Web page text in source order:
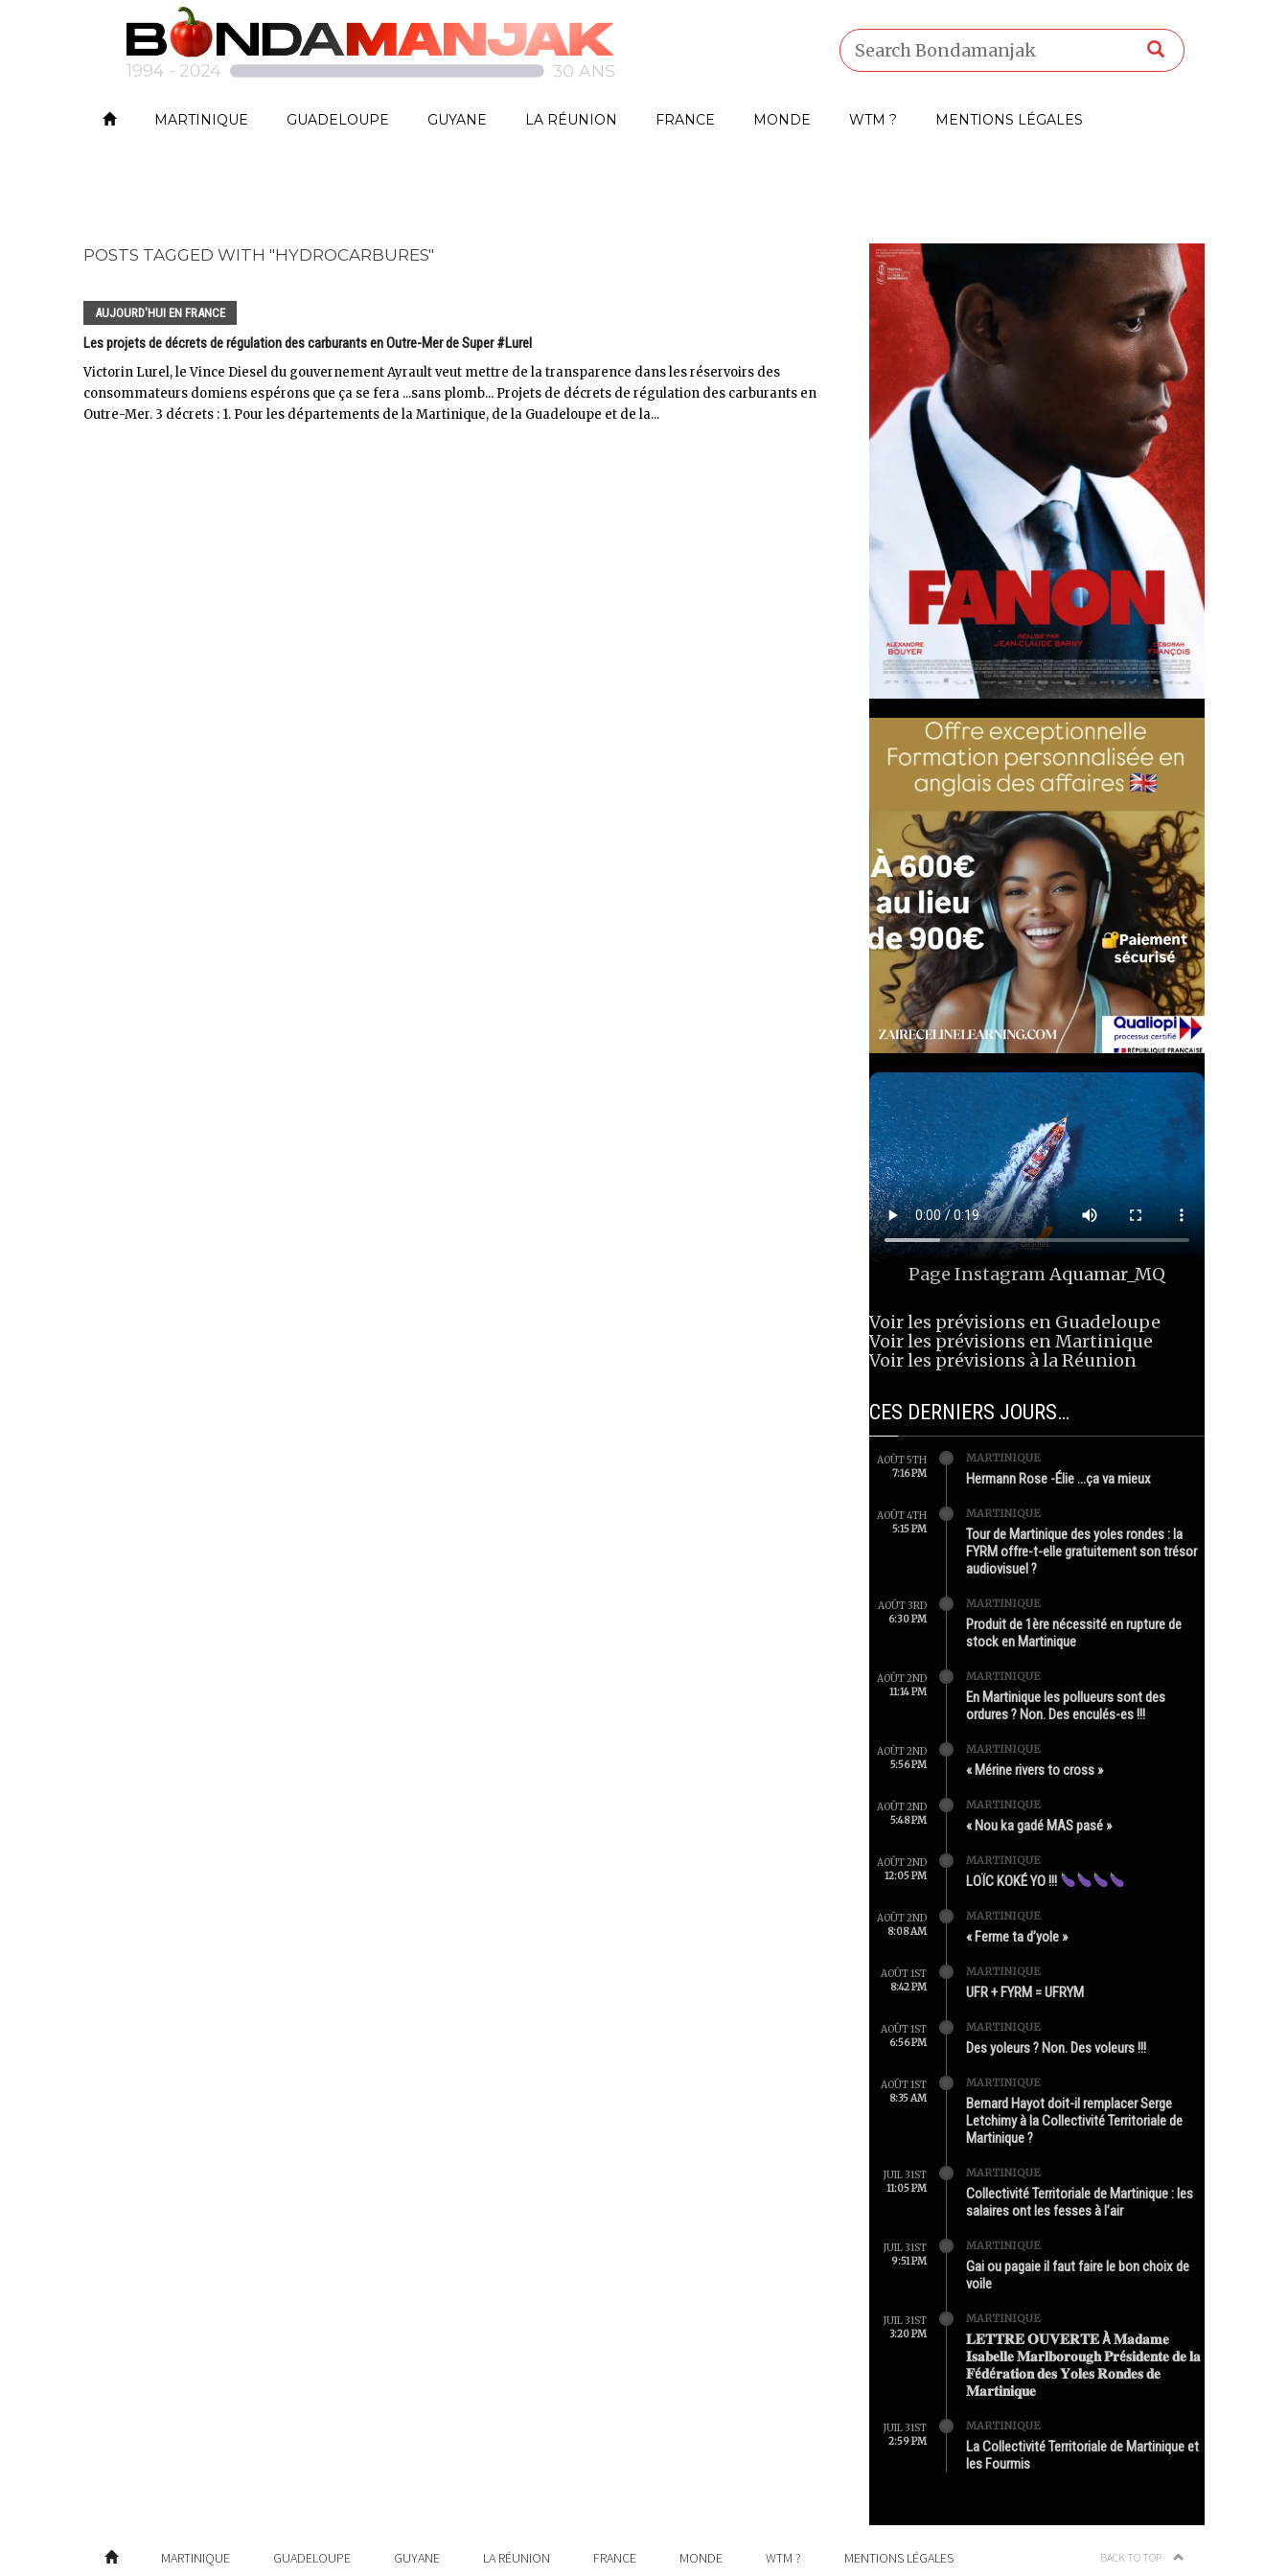
MARTINIQUE GUADELOUPE GUYANE LA RÉUNION FRANCE MONDE WTM ? MENTIONS LÉGALES
POSTS TAGGED WITH "HYDROCARBURES"
AUJOURD'HUI EN FRANCE
Les projets de décrets de régulation des carburants en Outre-Mer de Super #Lurel
Victorin Lurel, le Vince Diesel du gouvernement Ayrault veut mettre de la transparence dans les réservoirs des
consommateurs domiens espérons que ça se fera ...sans plomb... Projets de décrets de régulation des carburants en
Outre-Mer. 3 décrets : 1. Pour les départements de la Martinique, de la Guadeloupe et de la...
Page InstagramAquamar_MQ
Voir les prévisions en Guadeloupe
Voir les prévisions en Martinique
Voir les prévisions à la Réunion
CES DERNIERS JOURS…
AOÛT 5TH
7:16 PM
MARTINIQUE
Hermann Rose -Élie …ça va mieux
AOÛT 4TH
5:15 PM
MARTINIQUE
Tour de Martinique des yoles rondes : la
FYRM offre-t-elle gratuitement son trésor
audiovisuel ?
AOÛT 3RD
6:30 PM
MARTINIQUE
Produit de 1ère nécessité en rupture de
stock en Martinique
AOÛT 2ND
11:14 PM
MARTINIQUE
En Martinique les pollueurs sont des
ordures ? Non. Des enculés-es !!!
AOÛT 2ND
5:56 PM
MARTINIQUE
« Mérine rivers to cross »
AOÛT 2ND
5:48 PM
MARTINIQUE
« Nou ka gadé MAS pasé »
AOÛT 2ND
12:05 PM
MARTINIQUE
LOÏC KOKÉ YO !!!
AOÛT 2ND
8:08 AM
MARTINIQUE
« Ferme ta d’yole »
AOÛT 1ST
8:42 PM
MARTINIQUE
UFR + FYRM = UFRYM
AOÛT 1ST
6:56 PM
MARTINIQUE
Des yoleurs ? Non. Des voleurs !!!
AOÛT 1ST
8:35 AM
MARTINIQUE
Bernard Hayot doit-il remplacer Serge
Letchimy à la Collectivité Territoriale de
Martinique ?
JUIL 31ST
11:05 PM
MARTINIQUE
Collectivité Territoriale de Martinique : les
salaires ont les fesses à l’air
JUIL 31ST
9:51 PM
MARTINIQUE
Gai ou pagaie il faut faire le bon choix de
voile
JUIL 31ST
3:20 PM
MARTINIQUE
𝐋𝐄𝐓𝐓𝐑𝐄 𝐎𝐔𝐕𝐄𝐑𝐓𝐄 À 𝐌𝐚𝐝𝐚𝐦𝐞
𝐈𝐬𝐚𝐛𝐞𝐥𝐥𝐞 𝐌𝐚𝐫𝐥𝐛𝐨𝐫𝐨𝐮𝐠𝐡 𝐏𝐫é𝐬𝐢𝐝𝐞𝐧𝐭𝐞 𝐝𝐞 𝐥𝐚
𝐅é𝐝é𝐫𝐚𝐭𝐢𝐨𝐧 𝐝𝐞𝐬 𝐘𝐨𝐥𝐞𝐬 𝐑𝐨𝐧𝐝𝐞𝐬 𝐝𝐞
𝐌𝐚𝐫𝐭𝐢𝐧𝐢𝐪𝐮𝐞
JUIL 31ST
2:59 PM
MARTINIQUE
La Collectivité Territoriale de Martinique et
les Fourmis
MARTINIQUE GUADELOUPE GUYANE LA RÉUNION FRANCE MONDE WTM ? MENTIONS LÉGALES BACK TO TOP